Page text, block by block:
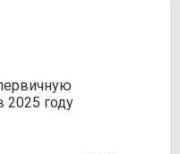
2025 году